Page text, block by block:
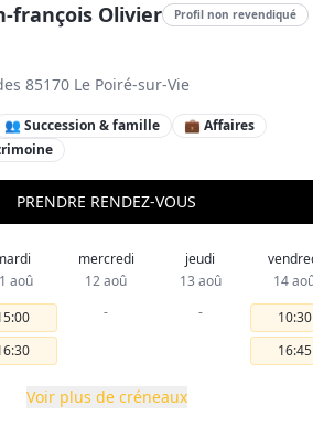
françois Olivier Profil non revendiqué
85170 Le Poiré-sur-Vie
👥 Succession & famille
💼 Affaires
PRENDRE RENDEZ-VOUS
aoû
mercredi
12 aoû
-
jeudi
13 aoû
-
14
10:30
16:45
Voir plus de créneaux